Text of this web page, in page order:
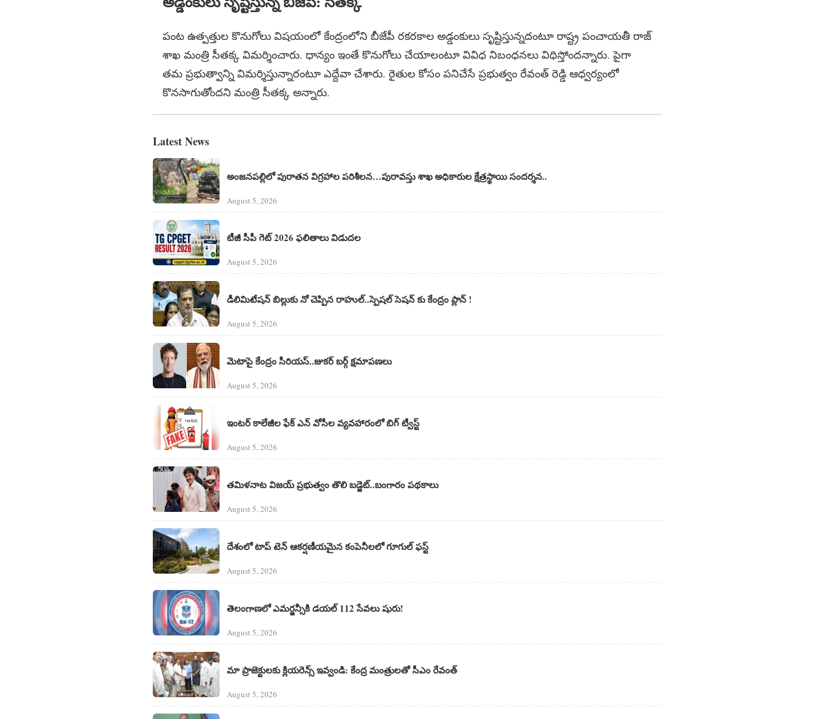
పంట ఉత్పత్తుల కొనుగోలు విషయంలో కేంద్రంలోని బీజేపీ రకరకాల అడ్డంకులు సృష్టిస్తున్నదంటూ రాష్ట్ర పంచాయతీ రాజ్
శాఖ మంత్రి సీతక్క విమర్శించారు. ధాన్యం ఇంతే కొనుగోలు చేయాలంటూ వివిధ నిబంధనలు విధిస్తోందన్నారు. పైగా
తమ ప్రభుత్వాన్ని విమర్శిస్తున్నారంటూ ఎద్దేవా చేశారు. రైతుల కోసం పనిచేసే ప్రభుత్వం రేవంత్ రెడ్డి ఆధ్వర్యంలో
కొనసాగుతోందని మంత్రి సీతక్క అన్నారు.
Latest News
అంజనపల్లిలో పురాతన విగ్రహాల పరిశీలన…పురావస్తు శాఖ అధికారుల క్షేత్రస్థాయి సందర్శన..
August 5, 2026
టీజీ సీపీ గెట్ 2026 ఫలితాలు విడుదల
August 5, 2026
డీలిమిటేషన్ బిల్లుకు నో చెప్పిన రాహుల్..స్పెషల్ సెషన్ కు కేంద్రం ప్లాన్ !
August 5, 2026
మెటాపై కేంద్రం సీరియస్..జుకర్ బర్గ్ క్షమాపణలు
August 5, 2026
ఇంటర్ కాలేజీల ఫేక్ ఎన్ వోసీల వ్యవహారంలో బిగ్ ట్వీస్ట్
August 5, 2026
తమిళనాట విజయ్ ప్రభుత్వం తొలి బడ్జెట్‌..బంగారం పథకాలు
August 5, 2026
దేశంలో టాప్ టెన్ ఆకర్షణీయమైన కంపెనీలలో గూగుల్‌ ఫస్ట్‌
August 5, 2026
తెలంగాణలో ఎమర్జన్సీకి డయల్ 112 సేవలు షురు!
August 5, 2026
మా ప్రాజెక్టులకు క్లియరెన్స్ ఇవ్వండి: కేంద్ర మంత్రులతో సీఎం రేవంత్
August 5, 2026